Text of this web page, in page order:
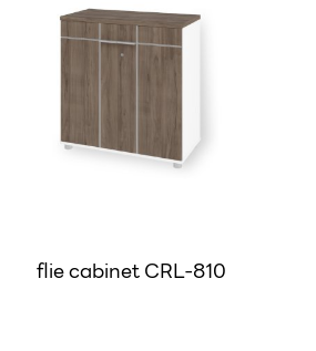
flie cabinet CRL-810